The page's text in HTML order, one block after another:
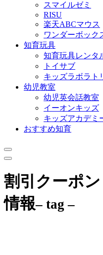
スマイルゼミ
RISU
楽天ABCマウス
ワンダーボック
知育玩具
知育玩具レンタ
トイサブ
キッズラボラト
幼児教室
幼児英会話教室
イーオンキッズ
キッズアカデミ
おすすめ知育
割引クーポ
情報– tag –